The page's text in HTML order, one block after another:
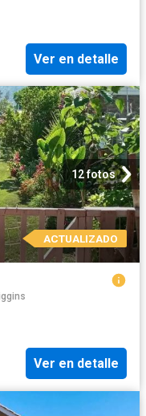
Ver en detalle
12 fotos
ACTUALIZADO
Ver en detalle